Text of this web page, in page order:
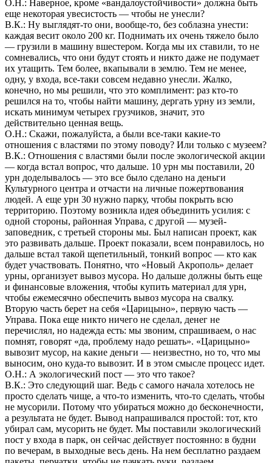
О.Н.: Наверное, кроме «вандалоустойчивости» должна быть
еще некоторая увесистость — чтобы не унесли?
В.К.: Ну выглядят-то они, вообще-то, без соблазна унести:
каждая весит около 200 кг. Поднимать их очень тяжело было
— грузили в машину вшестером. Когда мы их ставили, то не
сомневались, что они будут стоять и никто даже не подумает
их утащить. Тем более, вкапывали в землю. Тем не менее,
одну, у входа, все-таки совсем недавно унесли. Жалко,
конечно, но мы решили, что это комплимент: раз кто-то
решился на то, чтобы найти машину, дергать урну из земли,
искать минимум четырех грузчиков, значит, это
действительно ценная вещь.
О.Н.: Скажи, пожалуйста, а были все-таки какие-то
отношения с властями по этому поводу? Или только с музеем?
В.К.: Отношения с властями были после экологической акции
— когда встал вопрос, что дальше. 10 урн мы поставили, 20
урн доделывалось — это все было сделано на деньги
Культурного центра и отчасти на личные пожертвования
людей. А еще урн 30 нужно парку, чтобы покрыть всю
территорию. Поэтому возникла идея объединить усилия: с
одной стороны, районная Управа, с другой — музей-
заповедник, с третьей стороны мы. Был написан проект, как
это развивать дальше. Проект показали, всем понравилось, но
дальше встал такой щепетильный, тонкий вопрос — кто как
будет участвовать. Понятно, что «Новый Акрополь» делает
урны, организует вывоз мусора. Но дальше должны быть еще
и финансовые вложения, чтобы купить материал для урн,
чтобы ежемесячно обеспечить вывоз мусора на свалку.
Вторую часть берет на себя «Царицыно», первую часть —
Управа. Пока еще никто ничего не сделал, денег не
перечислял, но надежда есть: мы звоним, спрашиваем, о нас
помнят, говорят «да, проблему надо решать». «Царицыно»
вывозит мусор, на какие деньги — неизвестно, но то, что мы
выносим, оно куда-то вывозит. И в этом смысле процесс идет.
О.Н.: А экологический пост — это что такое?
В.К.: Это следующий шаг. Ведь с самого начала хотелось не
просто сделать чище, а что-то изменить, что-то сделать, чтобы
не мусорили. Потому что убираться можно до бесконечности,
а результата не будет. Вывод напрашивался простой: тот, кто
убирал сам, мусорить не будет. Мы поставили экологический
пост у входа в парк, он сейчас действует постоянно: в будни
по вечерам, в выходные весь день. На нем бесплатно раздаем